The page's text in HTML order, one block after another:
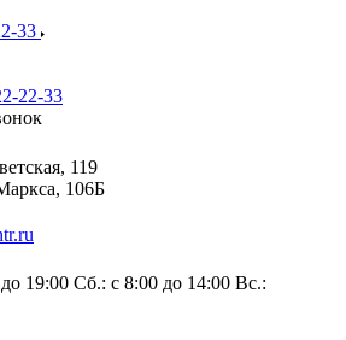
33
22-33
119
106Б
19:00 Сб.: с 8:00 до 14:00 Вс.: